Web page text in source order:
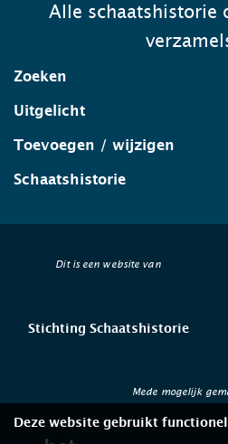
Alle schaatshistorie
Zoeken
Uitgelicht
Toevoegen / wijzigen
Schaatshistorie
Dit is een website van
Stichting Schaatshistorie
Mede mogelijk
Deze website gebruikt